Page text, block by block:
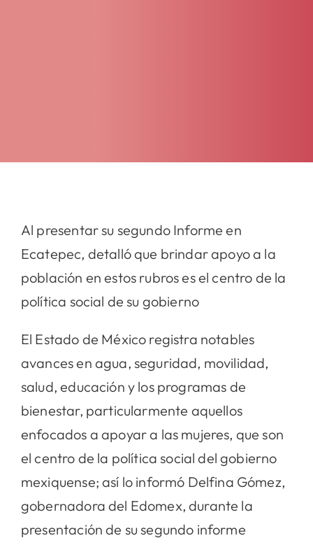
Al presentar su segundo Informe en
Ecatepec, detalló que brindar apoyo a la
población en estos rubros es el centro de la
política social de su gobierno
El Estado de México registra notables
avances en agua, seguridad, movilidad,
salud, educación y los programas de
bienestar, particularmente aquellos
enfocados a apoyar a las mujeres, que son
el centro de la política social del gobierno
mexiquense; así lo informó Delfina Gómez,
gobernadora del Edomex, durante la
presentación de su segundo informe